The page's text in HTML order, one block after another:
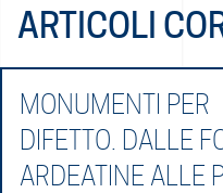
ARTICOLI
MONUMENTI PER
DIFETTO. DALLE
ARDEATINE ALLE